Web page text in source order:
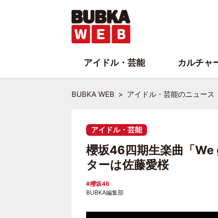
BUBKA WEB アイドル・芸能のニュース
アイドル・芸能
櫻坂46四期生楽曲「
ターは佐藤愛桜
櫻坂46
BUBKA編集部
アイドル・芸能 カルチャ